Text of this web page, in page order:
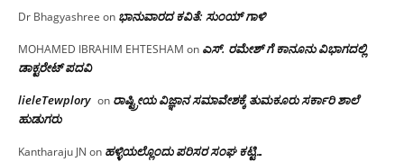
Dr Bhagyashree on ಭಾನುವಾರದ ಕವಿತೆ: ಸುಂಯ್ ಗಾಳಿ
MOHAMED IBRAHIM EHTESHAM on ಎಸ್. ರಮೇಶ್ ಗೆ ಕಾನೂನು ವಿಭಾಗದಲ್ಲಿ
ಡಾಕ್ಟರೇಟ್ ಪದವಿ
lieleTewplory on ರಾಷ್ಟ್ರೀಯ ವಿಜ್ಞಾನ ಸಮಾವೇಶಕ್ಕೆ‌ ತುಮಕೂರು ಸರ್ಕಾರಿ ಶಾಲೆ
ಹುಡುಗರು
Kantharaju JN on ಹಳ್ಳಿಯಲ್ಲೊಂದು ಪರಿಸರ ಸಂಘ ಕಟ್ಟಿ…